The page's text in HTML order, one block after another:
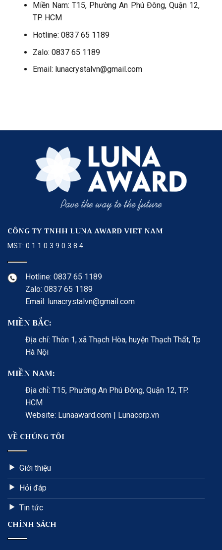
Miền Nam: T15, Phường An Phú Đông, Quận 12,
TP. HCM
Hotline: 0837 65 1189
Zalo: 0837 65 1189
Email: lunacrystalvn@gmail.com
CÔNG TY TNHH LUNA AWARD VIET NAM
MST: 0 1 1 0 3 9 0 3 8 4
Hotline: 0837 65 1189
Zalo: 0837 65 1189
Email: lunacrystalvn@gmail.com
MIỀN BẮC:
Địa chỉ: Thôn 1, xã Thạch Hòa, huyện Thạch Thất, Tp
Hà Nội
MIỀN NAM:
Địa chỉ: T15, Phường An Phú Đông, Quận 12, TP.
HCM
Website: Lunaaward.com | Lunacorp.vn
VỀ CHÚNG TÔI
Giới thiệu
Hỏi đáp
Tin tức
CHÍNH SÁCH